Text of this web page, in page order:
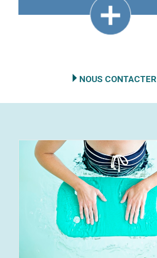
NOUS CONTACTER